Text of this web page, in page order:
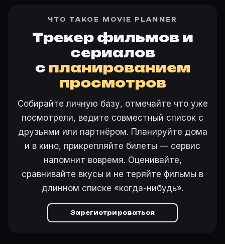
ЧТО ТАКОЕ MOVIE PLANNER
Трекер фильмов и
сериалов
с планированием
просмотров
Собирайте личную базу, отмечайте что уже
посмотрели, ведите совместный список с
друзьями или партнёром. Планируйте дома
и в кино, прикрепляйте билеты — сервис
напомнит вовремя. Оценивайте,
сравнивайте вкусы и не теряйте фильмы в
длинном списке «когда-нибудь».
Зарегистрироваться